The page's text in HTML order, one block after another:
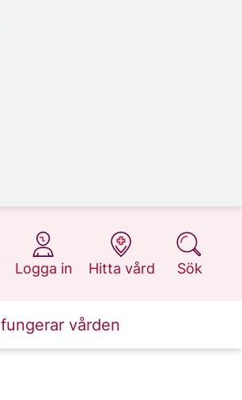
Logga in
på 1177.se
Hitta vård
på 1177.se
Sök
på 1177.se
vården